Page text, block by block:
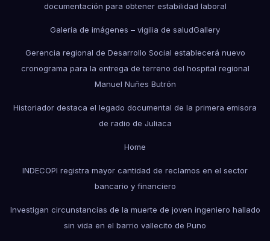
documentación para obtener estabilidad laboral
Galería de imágenes – vigilia de saludGallery
Gerencia regional de Desarrollo Social establecerá nuevo
cronograma para la entrega de terreno del hospital regional
Manuel Nuñes Butrón
Historiador destaca el legado documental de la primera emisora
de radio de Juliaca
Home
INDECOPI registra mayor cantidad de reclamos en el sector
bancario y financiero
Investigan circunstancias de la muerte de joven ingeniero hallado
sin vida en el barrio vallecito de Puno